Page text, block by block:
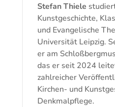
Stefan Thiele
Kunstgeschichte,
und Evangelische
Universität Leipzig.
er am
das er seit 2024
zahlreicher
Kirchen- und
Denkmalpflege.